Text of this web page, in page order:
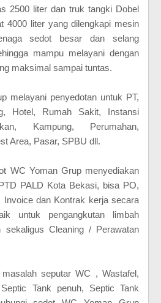
2500 liter dan truk tangki Dobel
4000 liter yang dilengkapi mesin
sedot besar dan selang
mampu melayani dengan
maksimal sampai tuntas.
melayani penyedotan untuk PT,
Hotel, Rumah Sakit, Instansi
Kampung, Perumahan,
Area, Pasar, SPBU dll.
WC Yoman Grup menyediakan
PALD Kota Bekasi, bisa PO,
Invoice dan Kontrak kerja secara
untuk pengangkutan limbah
Cleaning / Perawatan
seputar WC , Wastafel,
Tank penuh, Septic Tank